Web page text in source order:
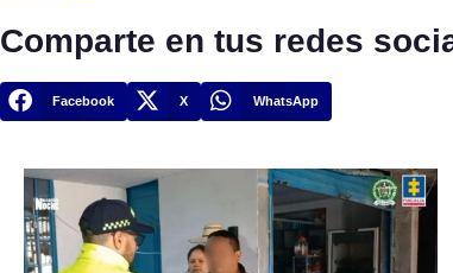
Comparte en tus redes
Facebook X WhatsApp